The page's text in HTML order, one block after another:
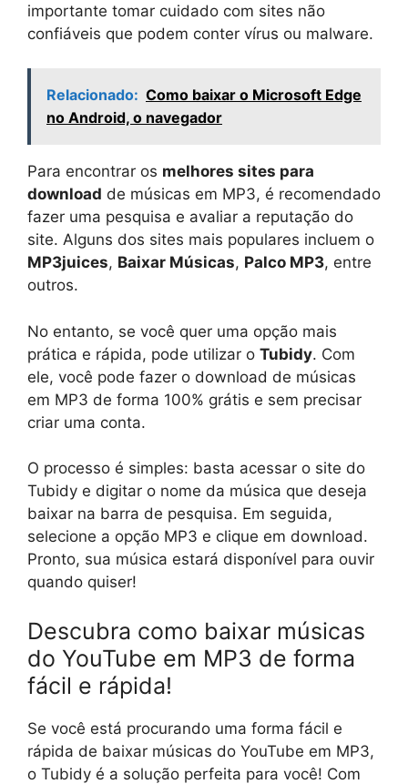
importante tomar cuidado com sites não
confiáveis que podem conter vírus ou malware.
Relacionado: Como baixar o Microsoft Edge
no Android, o navegador
Para encontrar os melhores sites para
download de músicas em MP3, é recomendado
fazer uma pesquisa e avaliar a reputação do
site. Alguns dos sites mais populares incluem o
MP3juices, Baixar Músicas, Palco MP3, entre
outros.
No entanto, se você quer uma opção mais
prática e rápida, pode utilizar o Tubidy. Com
ele, você pode fazer o download de músicas
em MP3 de forma 100% grátis e sem precisar
criar uma conta.
O processo é simples: basta acessar o site do
Tubidy e digitar o nome da música que deseja
baixar na barra de pesquisa. Em seguida,
selecione a opção MP3 e clique em download.
Pronto, sua música estará disponível para ouvir
quando quiser!
Descubra como baixar músicas
do YouTube em MP3 de forma
fácil e rápida!
Se você está procurando uma forma fácil e
rápida de baixar músicas do YouTube em MP3,
o Tubidy é a solução perfeita para você! Com